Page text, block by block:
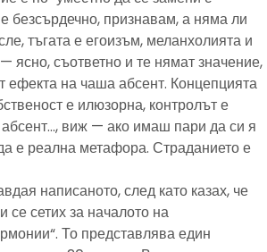
безсърдечно, признавам, а няма ли
тъгата е егоизъм, меланхолията и
ясно, съответно и те нямат значение,
ефекта на чаша абсент. Концепцията
е илюзорна, контролът е
виж — ако имаш пари да си я
е реална метафора. Страданието е
написаното, след като казах, че
се сетих за началото на
То представлява един